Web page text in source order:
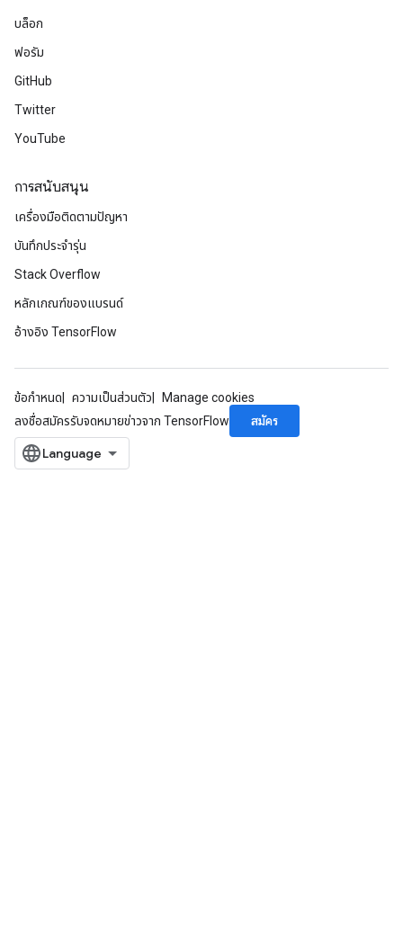
บล็อก
ฟอรัม
GitHub
Twitter
YouTube
การสนับสนุน
เครื่องมือติดตามปัญหา
บันทึกประจำรุ่น
Stack Overflow
หลักเกณฑ์ของแบรนด์
อ้างอิง TensorFlow
ข้อกำหนด ความเป็นส่วนตัว
Manage cookies
ลงชื่อสมัครรับจดหมายข่าวจาก TensorFlow
สมัคร